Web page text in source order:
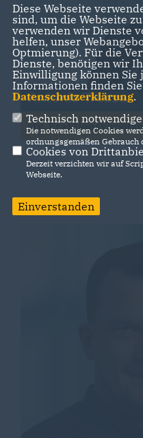
Antonio Trezza
stv.
Diese Webseite
sind, um die Webseite
verwenden wir Dienste
helfen, unser
Optmierung). Für die
Dienste, benötigen wir
Einwilligung können Sie
Informationen finden
Datenschutzerklärung.
Technisch
Die notwendigen Cookies
ordnungsgemäßen Gebrauch
Cookies von
Derzeit verzichten wir auf
Webseite.
Einverstanden